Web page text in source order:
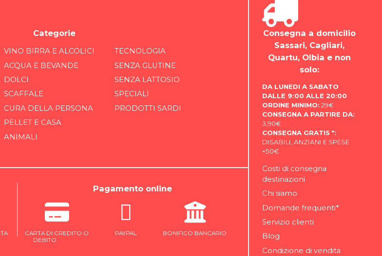
Categorie
VINO BIRRA E ALCOLICI
ACQUA E BEVANDE
DOLCI
SCAFFALE
CURA DELLA PERSONA
PELLET E CASA
ANIMALI
TECNOLOGIA
SENZA GLUTINE
SENZA LATTOSIO
SPECIALI
PRODOTTI SARDI
Pagamento online
CARTA DI CREDITO O
DEBITO
PAYPAL BONIFICO BANCARIO
Consegna a domicilio
Sassari, Cagliari,
Quartu, Olbia e non
solo:
DA LUNEDI A SABATO
DALLE 9:00 ALLE 20:00
ORDINE MINIMO: 29€
CONSEGNA A PARTIRE DA:
3,90€
CONSEGNA GRATIS *:
DISABILI, ANZIANI E SPESE
+50€
Costi di consegna
destinazioni
Chi siamo
Domande frequenti*
Servizio clienti
Blog
Condizione di vendita